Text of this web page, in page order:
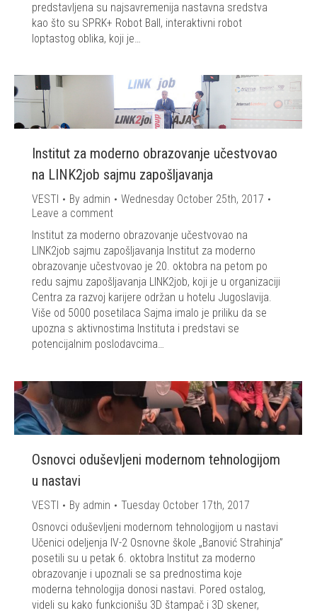
predstavljena su najsavremenija nastavna sredstva
kao što su SPRK+ Robot Ball, interaktivni robot
loptastog oblika, koji je…
Institut za moderno obrazovanje učestvovao
na LINK2job sajmu zapošljavanja
VESTI By admin
Wednesday October 25th, 2017
Leave a comment
Institut za moderno obrazovanje učestvovao na
LINK2job sajmu zapošljavanja Institut za moderno
obrazovanje učestvovao je 20. oktobra na petom po
redu sajmu zapošljavanja LINK2job, koji je u organizaciji
Centra za razvoj karijere održan u hotelu Jugoslavija.
Više od 5000 posetilaca Sajma imalo je priliku da se
upozna s aktivnostima Instituta i predstavi se
potencijalnim poslodavcima…
Osnovci oduševljeni modernom tehnologijom
u nastavi
VESTI By admin
Tuesday October 17th, 2017
Osnovci oduševljeni modernom tehnologijom u nastavi
Učenici odeljenja IV-2 Osnovne škole „Banović Strahinja”
posetili su u petak 6. oktobra Institut za moderno
obrazovanje i upoznali se sa prednostima koje
moderna tehnologija donosi nastavi. Pored ostalog,
videli su kako funkcionišu 3D štampač i 3D skener,